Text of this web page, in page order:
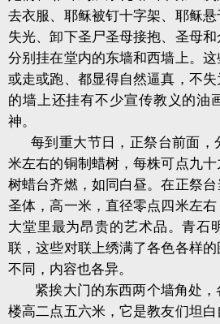
去衣服、耶稣被钉十字架、耶稣悬
失光、卸下圣尸圣母接抱、圣母
分别挂在堂内的东墙和西墙上。这
或走或跑、都显得自然逼真，不
的墙上还挂有不少宣传教义的油
神。
每到重大节日，正祭台前面，
米左右的铜制蜡树，每株可点九
树蜡台齐燃，如同白昼。在正祭
圣体，高一米，直径零点四米左
大堂里最为昂贵的艺术品。青石
联，这些对联上绣满了各色各样
不同，内容也各异。
紧挨大门的东西两个墙角处，
楼高二点五六米，它是教友们坦